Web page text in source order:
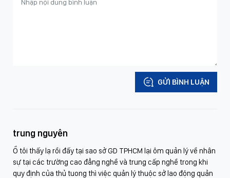
GỬI BÌNH LUẬN
trung nguyên
Ồ tôi thấy lạ rồi đấy tại sao sở GD TPHCM lại ôm quản lý về nhân
sự tại các trường cao đẳng nghề và trung cấp nghề trong khi
quy định của thủ tuong thì việc quản lý thuộc sở lao động quản